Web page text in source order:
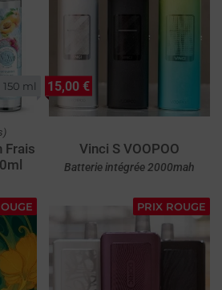
150 ml
Frais
Vinci S VOOPOO
Batterie intégrée 2000mah
15,00 €
PRIX ROUGE